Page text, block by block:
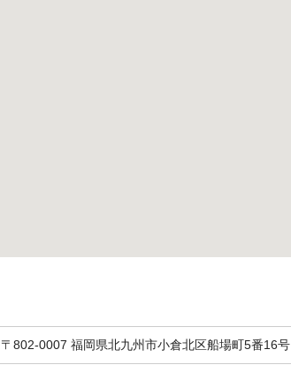
〒802-0007 福岡県北九州市小倉北区船場町5番16号